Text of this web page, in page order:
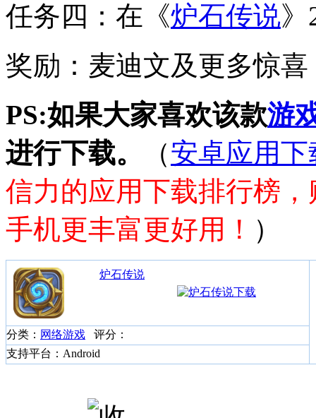
任务四：在《炉石传说》
奖励：麦迪文及更多惊喜
PS:如果大家喜欢该款游
进行下载。
（安卓应用下
信力的应用下载排行榜
手机更丰富更好用！ ）
炉石传说
分类： 网络游戏 评分：
支持平台：Android